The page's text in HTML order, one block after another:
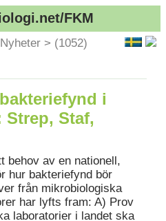
FKM
Nyheter > (1052)
i
Staf,
behov av en nationell,
hur bakteriefynd bör
från mikrobiologiska
har lyfts fram: A) Prov
laboratorier i landet ska